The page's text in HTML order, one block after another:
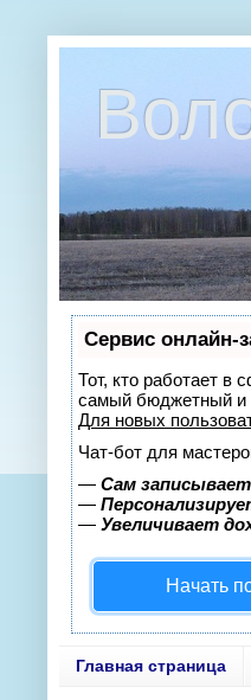
Сервис онлайн-
Тот, кто работает в
самый бюджетный и
Для новых
Чат-бот для
— Сам
—
— Увеличивает
Начать
Главная страница